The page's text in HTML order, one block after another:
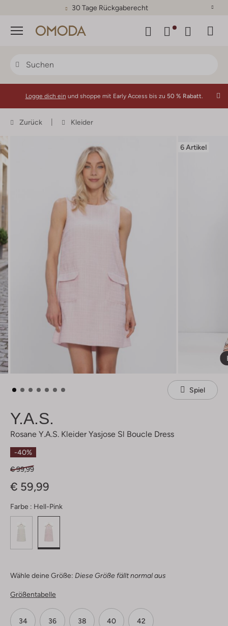
30 Tage Rückgaberecht
Menü
Logge dich ein und shoppe mit Early Access bis zu 50 % Rabatt.
Zurück Kleider
6 Artikel
Spiel
Y.a.s.
Rosane Y.a.s. Kleider Yasjose Sl Boucle Dress
-40%
€ 99,99
€ 59,99
Farbe : Hell-Pink
Wähle deine Größe: Diese Größe fällt normal aus
Größentabelle
34 36 38 40 42